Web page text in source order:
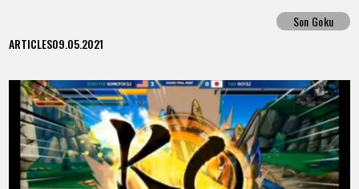
Son Goku
ARTICLES09.05.2021